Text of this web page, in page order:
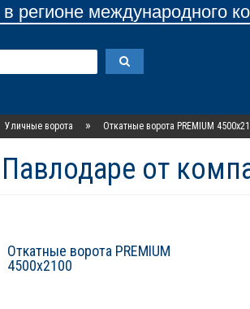
регионе международного
Уличные ворота » Откатные ворота PREMIUM
от
Откатные ворота PREMIUM
4500х2100